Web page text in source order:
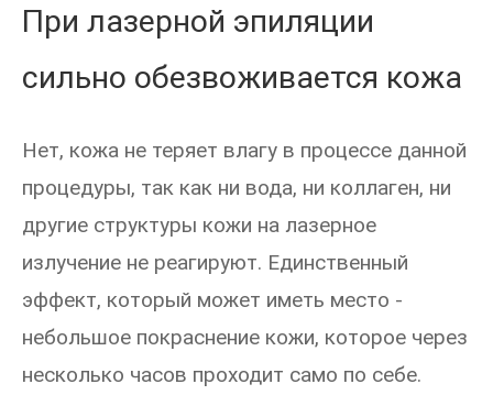
При лазерной эпиляции
сильно обезвоживается кожа
Нет, кожа не теряет влагу в процессе данной
процедуры, так как ни вода, ни коллаген, ни
другие структуры кожи на лазерное
излучение не реагируют. Единственный
эффект, который может иметь место -
небольшое покраснение кожи, которое через
несколько часов проходит само по себе.